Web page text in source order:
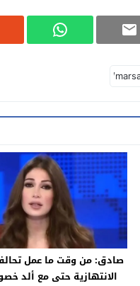
صادق: من وقت ما عمل
الانتهازية حتى مع ألد